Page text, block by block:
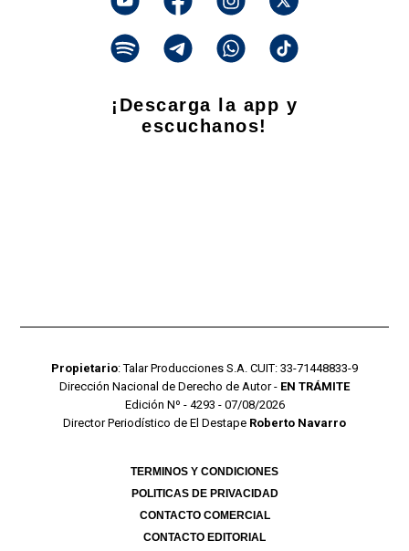
¡Descarga la app y
escuchanos!
Propietario: Talar Producciones S.A. CUIT: 33-71448833-9
Dirección Nacional de Derecho de Autor - EN TRÁMITE
Edición Nº - 4293 - 07/08/2026
Director Periodístico de El Destape Roberto Navarro
TERMINOS Y CONDICIONES
POLITICAS DE PRIVACIDAD
CONTACTO COMERCIAL
CONTACTO EDITORIAL